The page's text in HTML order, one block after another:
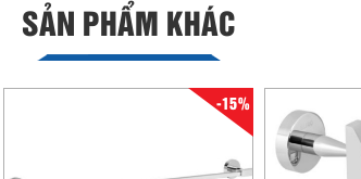
SẢN PHẨM KHÁC
-15%